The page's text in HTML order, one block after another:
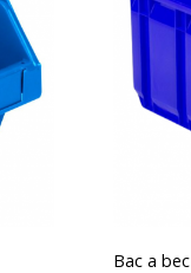
Bac a bec